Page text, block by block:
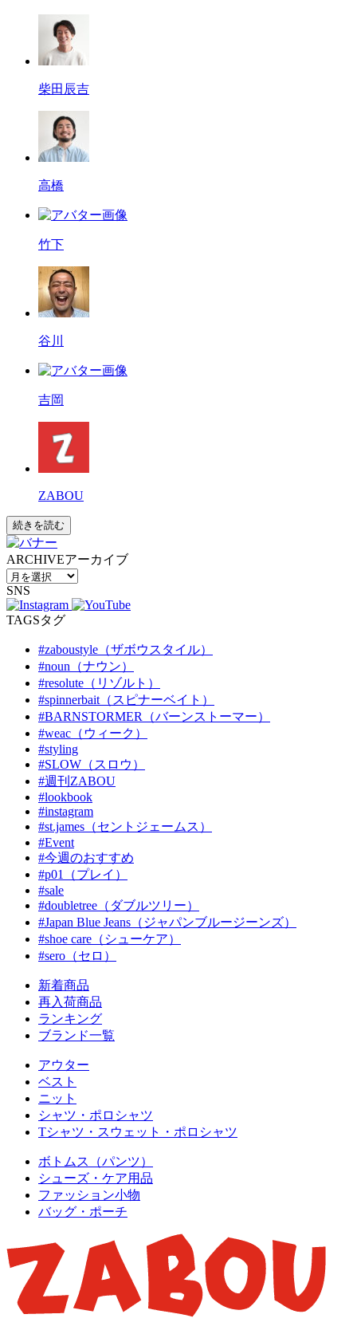
柴田辰吉
高橋
竹下
谷川
吉岡
ZABOU
続きを読む
ARCHIVEアーカイブ
SNS
TAGSタグ
#zaboustyle（ザボウスタイル）
#noun（ナウン）
#resolute（リゾルト）
#spinnerbait（スピナーベイト）
#BARNSTORMER（バーンストーマー）
#weac（ウィーク）
#styling
#SLOW（スロウ）
#週刊ZABOU
#lookbook
#instagram
#st.james（セントジェームス）
#Event
#今週のおすすめ
#p01（プレイ）
#sale
#doubletree（ダブルツリー）
#Japan Blue Jeans（ジャパンブルージーンズ）
#shoe care（シューケア）
#sero（セロ）
新着商品
再入荷商品
ランキング
ブランド一覧
アウター
ベスト
ニット
シャツ・ポロシャツ
Tシャツ・スウェット・ポロシャツ
ボトムス（パンツ）
シューズ・ケア用品
ファッション小物
バッグ・ポーチ